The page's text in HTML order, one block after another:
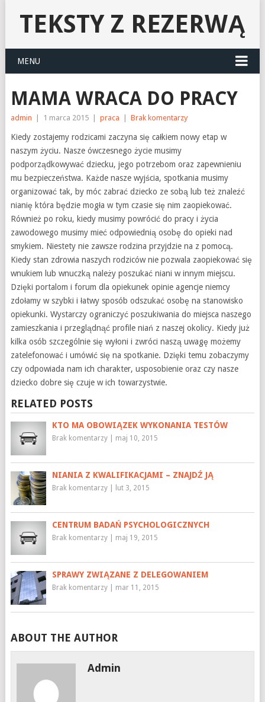
TEKSTY Z REZERWĄ
MENU
MAMA WRACA DO PRACY
admin 1 marca 2015 praca Brak komentarzy
Kiedy zostajemy rodzicami zaczyna się całkiem nowy etap w
naszym życiu. Nasze ówczesnego życie musimy
podporządkowywać dziecku, jego potrzebom oraz zapewnieniu
mu bezpieczeństwa. Każde nasze wyjścia, spotkania musimy
organizować tak, by móc zabrać dziecko ze sobą lub też znaleźć
nianię która będzie mogła w tym czasie się nim zaopiekować.
Również po roku, kiedy musimy powrócić do pracy i życia
zawodowego musimy mieć odpowiednią osobę do opieki nad
smykiem. Niestety nie zawsze rodzina przyjdzie na z pomocą.
Kiedy stan zdrowia naszych rodziców nie pozwala zaopiekować się
wnukiem lub wnuczką należy poszukać niani w innym miejscu.
Dzięki portalom i forum dla opiekunek opinie agencje niemcy
zdołamy w szybki i łatwy sposób odszukać osobę na stanowisko
opiekunki. Wystarczy ograniczyć poszukiwania do miejsca naszego
zamieszkania i przeglądnąć profile niań z naszej okolicy. Kiedy już
kilka osób szczególnie się wyłoni i zwróci naszą uwagę możemy
zatelefonować i umówić się na spotkanie. Dzięki temu zobaczymy
czy odpowiada nam ich charakter, usposobienie oraz czy nasze
dziecko dobre się czuje w ich towarzystwie.
RELATED POSTS
KTO MA OBOWIĄZEK WYKONANIA TESTÓW
Brak komentarzy| maj 10, 2015
NIANIA Z KWALIFIKACJAMI – ZNAJDŹ JĄ
Brak komentarzy| lut 3, 2015
CENTRUM BADAŃ PSYCHOLOGICZNYCH
Brak komentarzy| maj 19, 2015
SPRAWY ZWIĄZANE Z DELEGOWANIEM
Brak komentarzy| mar 11, 2015
ABOUT THE AUTHOR
Admin